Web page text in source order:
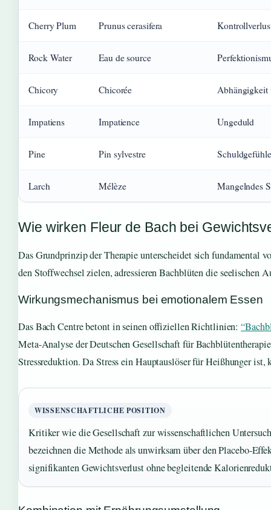
Cherry Plum Prunus cerasifera
Rock Water Eau de source
Chicory Chicorée Abhängigkeit
Impatiens Impatience Ungeduld
Pine Pin sylvestre Schuldgefühle
Larch Mélèze Mangelndes
Wie wirken Fleur de Bach bei
Das Grundprinzip der Therapie unterscheidet sich
den Stoffwechsel zielen, adressieren Bachblüten die seelischen
Wirkungsmechanismus bei emotionalem Essen
Das Bach Centre betont in seinen offiziellen Richtlinien:
Meta-Analyse der Deutschen Gesellschaft für
Stressreduktion. Da Stress ein Hauptauslöser für Heißhunger
WISSENSCHAFTLICHE POSITION
Kritiker wie die Gesellschaft zur wissenschaftlichen
bezeichnen die Methode als unwirksam über den Placebo-
signifikanten Gewichtsverlust ohne begleitende